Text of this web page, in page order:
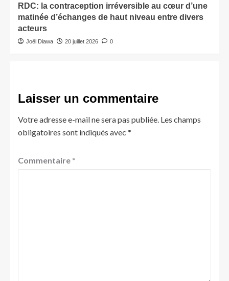
RDC: la contraception irréversible au cœur d’une
matinée d’échanges de haut niveau entre divers
acteurs
Joël Diawa 20 juillet 2026 0
Laisser un commentaire
Votre adresse e-mail ne sera pas publiée. Les champs
obligatoires sont indiqués avec *
Commentaire *